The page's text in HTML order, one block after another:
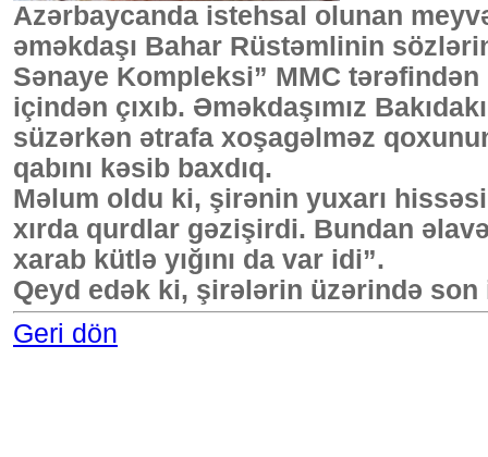
Azərbaycanda istehsal olunan
əməkdaşı Bahar Rüstəmlinin
Sənaye Kompleksi” MMC tərəfindən
içindən çıxıb. Əməkdaşımız
süzərkən ətrafa xoşagəlməz
qabını kəsib baxdıq.
Məlum oldu ki, şirənin yuxarı
xırda qurdlar gəzişirdi. Bundan
xarab kütlə yığını da var idi”.
Qeyd edək ki, şirələrin üzərində
Geri dön